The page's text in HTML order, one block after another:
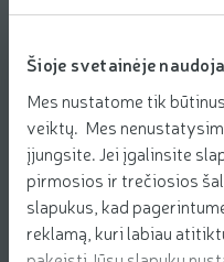
Šioje svetainėje
Mes nustatome tik
veiktų. Mes
įjungsite. Jei įgalinsite
pirmosios ir trečiosios
slapukus, kad
reklamą, kuri labiau